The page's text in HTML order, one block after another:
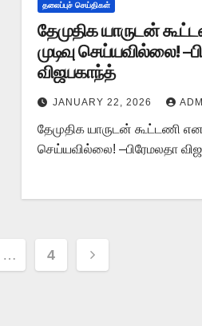
தலைப்புச் செய்திகள்
தேமுதிக யாருடன்
முடிவு செய்யவில்லை!
விஜயகாந்த்
JANUARY 22, 2026
தேமுதிக யாருடன் கூட்டணி என
செய்யவில்லை! –பிரேமலதா
… 4